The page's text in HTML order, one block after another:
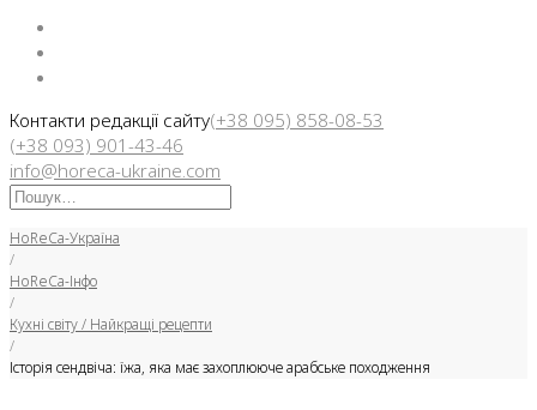
Контакти редакції сайту(+38 095) 858-08-53
(+38 093) 901-43-46
info@horeca-ukraine.com
Искать:
HoReCa-Україна
/
HoReCa-Інфо
/
Кухні світу / Найкращі рецепти
/
Історія сендвіча: їжа, яка має захоплююче арабське походження